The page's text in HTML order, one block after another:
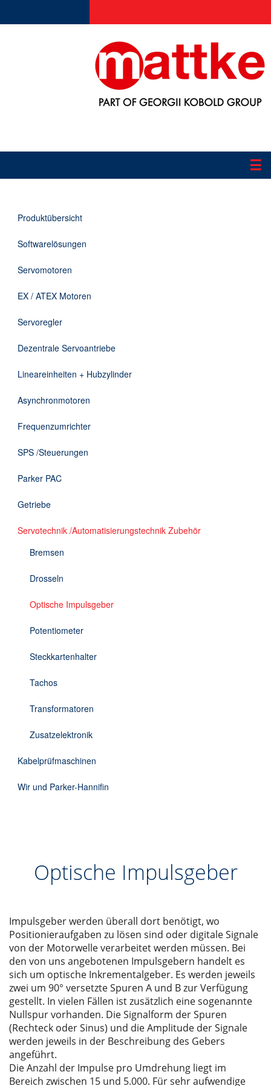
☰
Applikationen
Informationen
Downloads
Kontakt
Produktübersicht
Softwarelösungen
Servomotoren
EX / ATEX Motoren
Servoregler
Dezentrale Servoantriebe
Lineareinheiten + Hubzylinder
Asynchronmotoren
Frequenzumrichter
SPS /Steuerungen
Parker PAC
Getriebe
Servotechnik /Automatisierungstechnik Zubehör
Bremsen
Drosseln
Optische Impulsgeber
Potentiometer
Steckkartenhalter
Tachos
Transformatoren
Zusatzelektronik
Kabelprüfmaschinen
Wir und Parker-Hannifin
Optische Impulsgeber
Impulsgeber werden überall dort benötigt, wo
Positionieraufgaben zu lösen sind oder digitale Signale
von der Motorwelle verarbeitet werden müssen. Bei
den von uns angebotenen Impulsgebern handelt es
sich um optische Inkrementalgeber. Es werden jeweils
zwei um 90° versetzte Spuren A und B zur Verfügung
gestellt. In vielen Fällen ist zusätzlich eine sogenannte
Nullspur vorhanden. Die Signalform der Spuren
(Rechteck oder Sinus) und die Amplitude der Signale
werden jeweils in der Beschreibung des Gebers
angeführt.
Die Anzahl der Impulse pro Umdrehung liegt im
Bereich zwischen 15 und 5.000. Für sehr aufwendige